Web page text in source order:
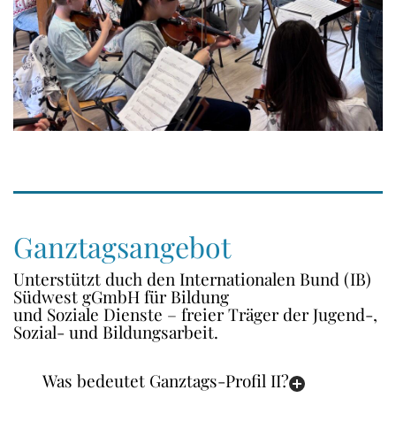
Ganztagsangebot
Unterstützt duch den Internationalen Bund (IB)
Südwest gGmbH für Bildung
und Soziale Dienste – freier Träger der Jugend-,
Sozial- und Bildungsarbeit.
Was bedeutet Ganztags-Profil II?